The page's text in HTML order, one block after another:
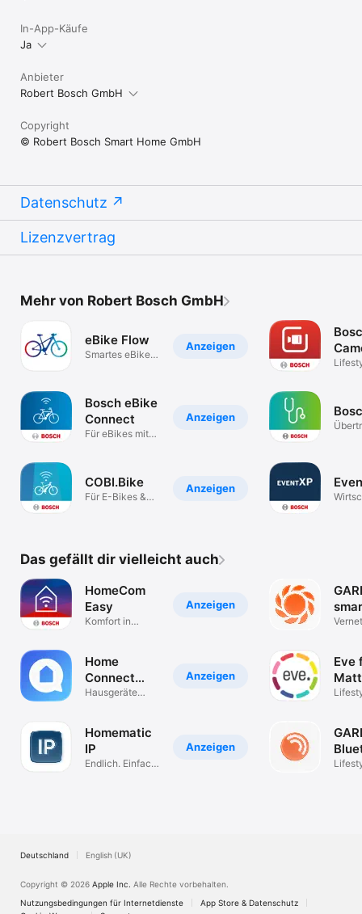
In-App-Käufe
Ja
Anbieter
Robert Bosch GmbH
Copyright
© Robert Bosch Smart Home GmbH
Datenschutz
Lizenzvertrag
Mehr von Robert Bosch GmbH
Anzeigen
eBike Flow
Smartes eBiken
Anzeigen
Bosch eBike
Connect
Für eBikes mit
Anzeigen
COBI.Bike
Für E-Bikes &
Das gefällt dir vielleicht auch
Anzeigen
HomeCom
Easy
Komfort in
Anzeigen
Home
Connect
App
Hausgeräte
Anzeigen
Homematic
IP
Endlich. Einfach.
Eve
App
Deutschland English (UK)
Copyright © 2026 Apple Inc. Alle Rechte vorbehalten.
Nutzungsbedingungen für Internetdienste
App Store & Datenschutz